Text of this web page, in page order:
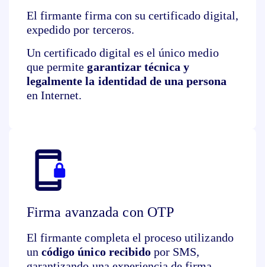
El firmante firma con su certificado digital,
expedido por terceros.
Un certificado digital es el único medio
que permitegarantizar técnica y
legalmente la identidad de una persona
en Internet.
Firma avanzada con OTP
El firmante completa el proceso utilizando
uncódigo único recibidopor SMS,